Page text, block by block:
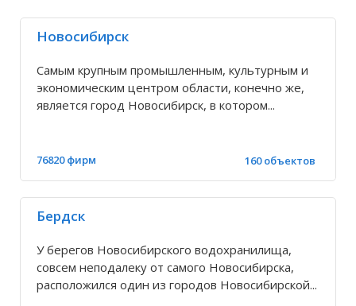
Березовка
Битки
Блюдчанское
Новосибирск
Самым крупным промышленным, культурным и
экономическим центром области, конечно же,
является город Новосибирск, в котором...
76820 фирм 160 объектов
Бердск
У берегов Новосибирского водохранилища,
совсем неподалеку от самого Новосибирска,
расположился один из городов Новосибирской...